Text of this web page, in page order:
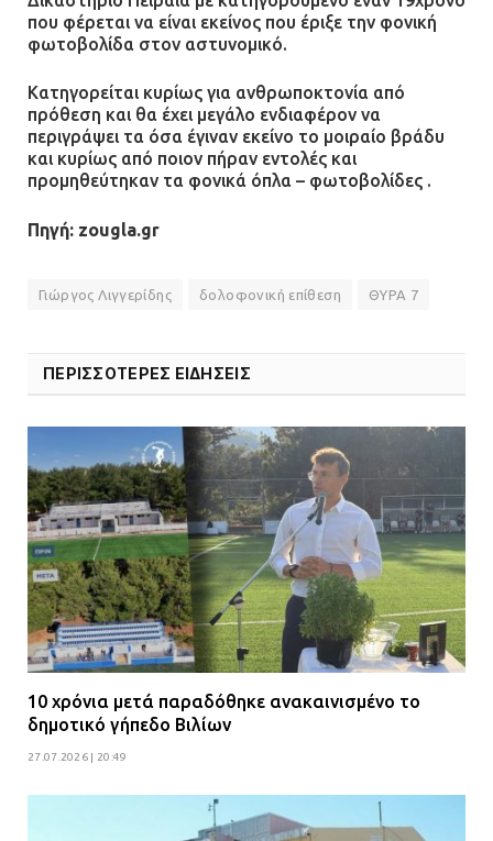
που φέρεται να είναι εκείνος που έριξε την φονική
φωτοβολίδα στον αστυνομικό.
Κατηγορείται κυρίως για ανθρωποκτονία από
πρόθεση και θα έχει μεγάλο ενδιαφέρον να
περιγράψει τα όσα έγιναν εκείνο το μοιραίο βράδυ
και κυρίως από ποιον πήραν εντολές και
προμηθεύτηκαν τα φονικά όπλα – φωτοβολίδες .
Πηγή: zougla.gr
Γιώργος Λιγγερίδης δολοφονική επίθεση ΘΥΡΑ 7
ΠΕΡΙΣΣΟΤΕΡΕΣ ΕΙΔΗΣΕΙΣ
10 χρόνια μετά παραδόθηκε ανακαινισμένο το
δημοτικό γήπεδο Βιλίων
27.07.2026 | 20:49